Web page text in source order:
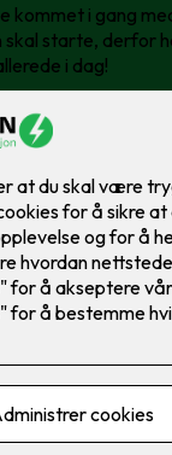
kommet i gang
starte, derfor
i dag!